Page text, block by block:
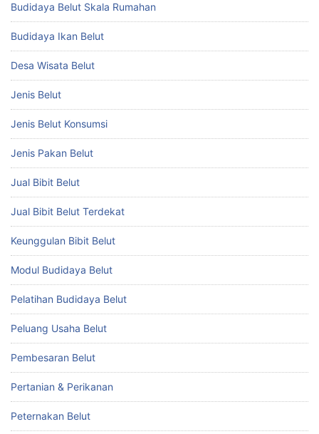
Budidaya Belut Skala Rumahan
Budidaya Ikan Belut
Desa Wisata Belut
Jenis Belut
Jenis Belut Konsumsi
Jenis Pakan Belut
Jual Bibit Belut
Jual Bibit Belut Terdekat
Keunggulan Bibit Belut
Modul Budidaya Belut
Pelatihan Budidaya Belut
Peluang Usaha Belut
Pembesaran Belut
Pertanian & Perikanan
Peternakan Belut